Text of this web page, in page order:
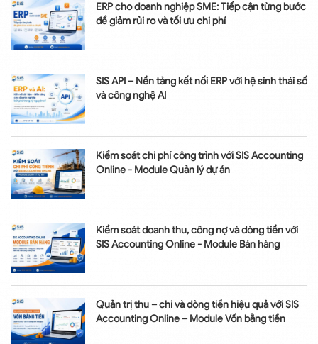
ERP cho doanh nghiệp SME: Tiếp cận từng bước
để giảm rủi ro và tối ưu chi phí
SIS API – Nền tảng kết nối ERP với hệ sinh thái số
và công nghệ AI
Kiểm soát chi phí công trình với SIS Accounting
Online - Module Quản lý dự án
Kiểm soát doanh thu, công nợ và dòng tiền với
SIS Accounting Online - Module Bán hàng
Quản trị thu – chi và dòng tiền hiệu quả với SIS
Accounting Online – Module Vốn bằng tiền